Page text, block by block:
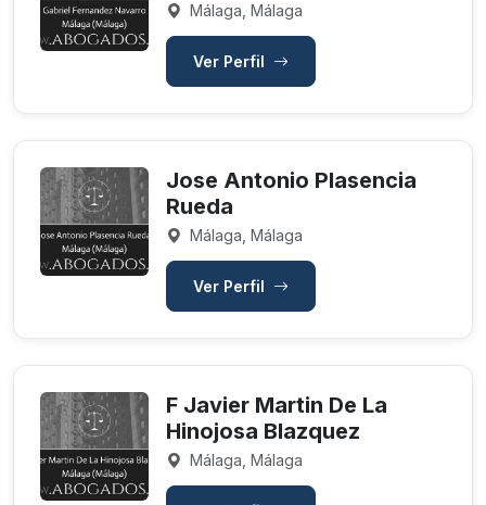
Málaga, Málaga
Ver Perfil
Jose Antonio Plasencia
Rueda
Málaga, Málaga
Ver Perfil
F Javier Martin De La
Hinojosa Blazquez
Málaga, Málaga